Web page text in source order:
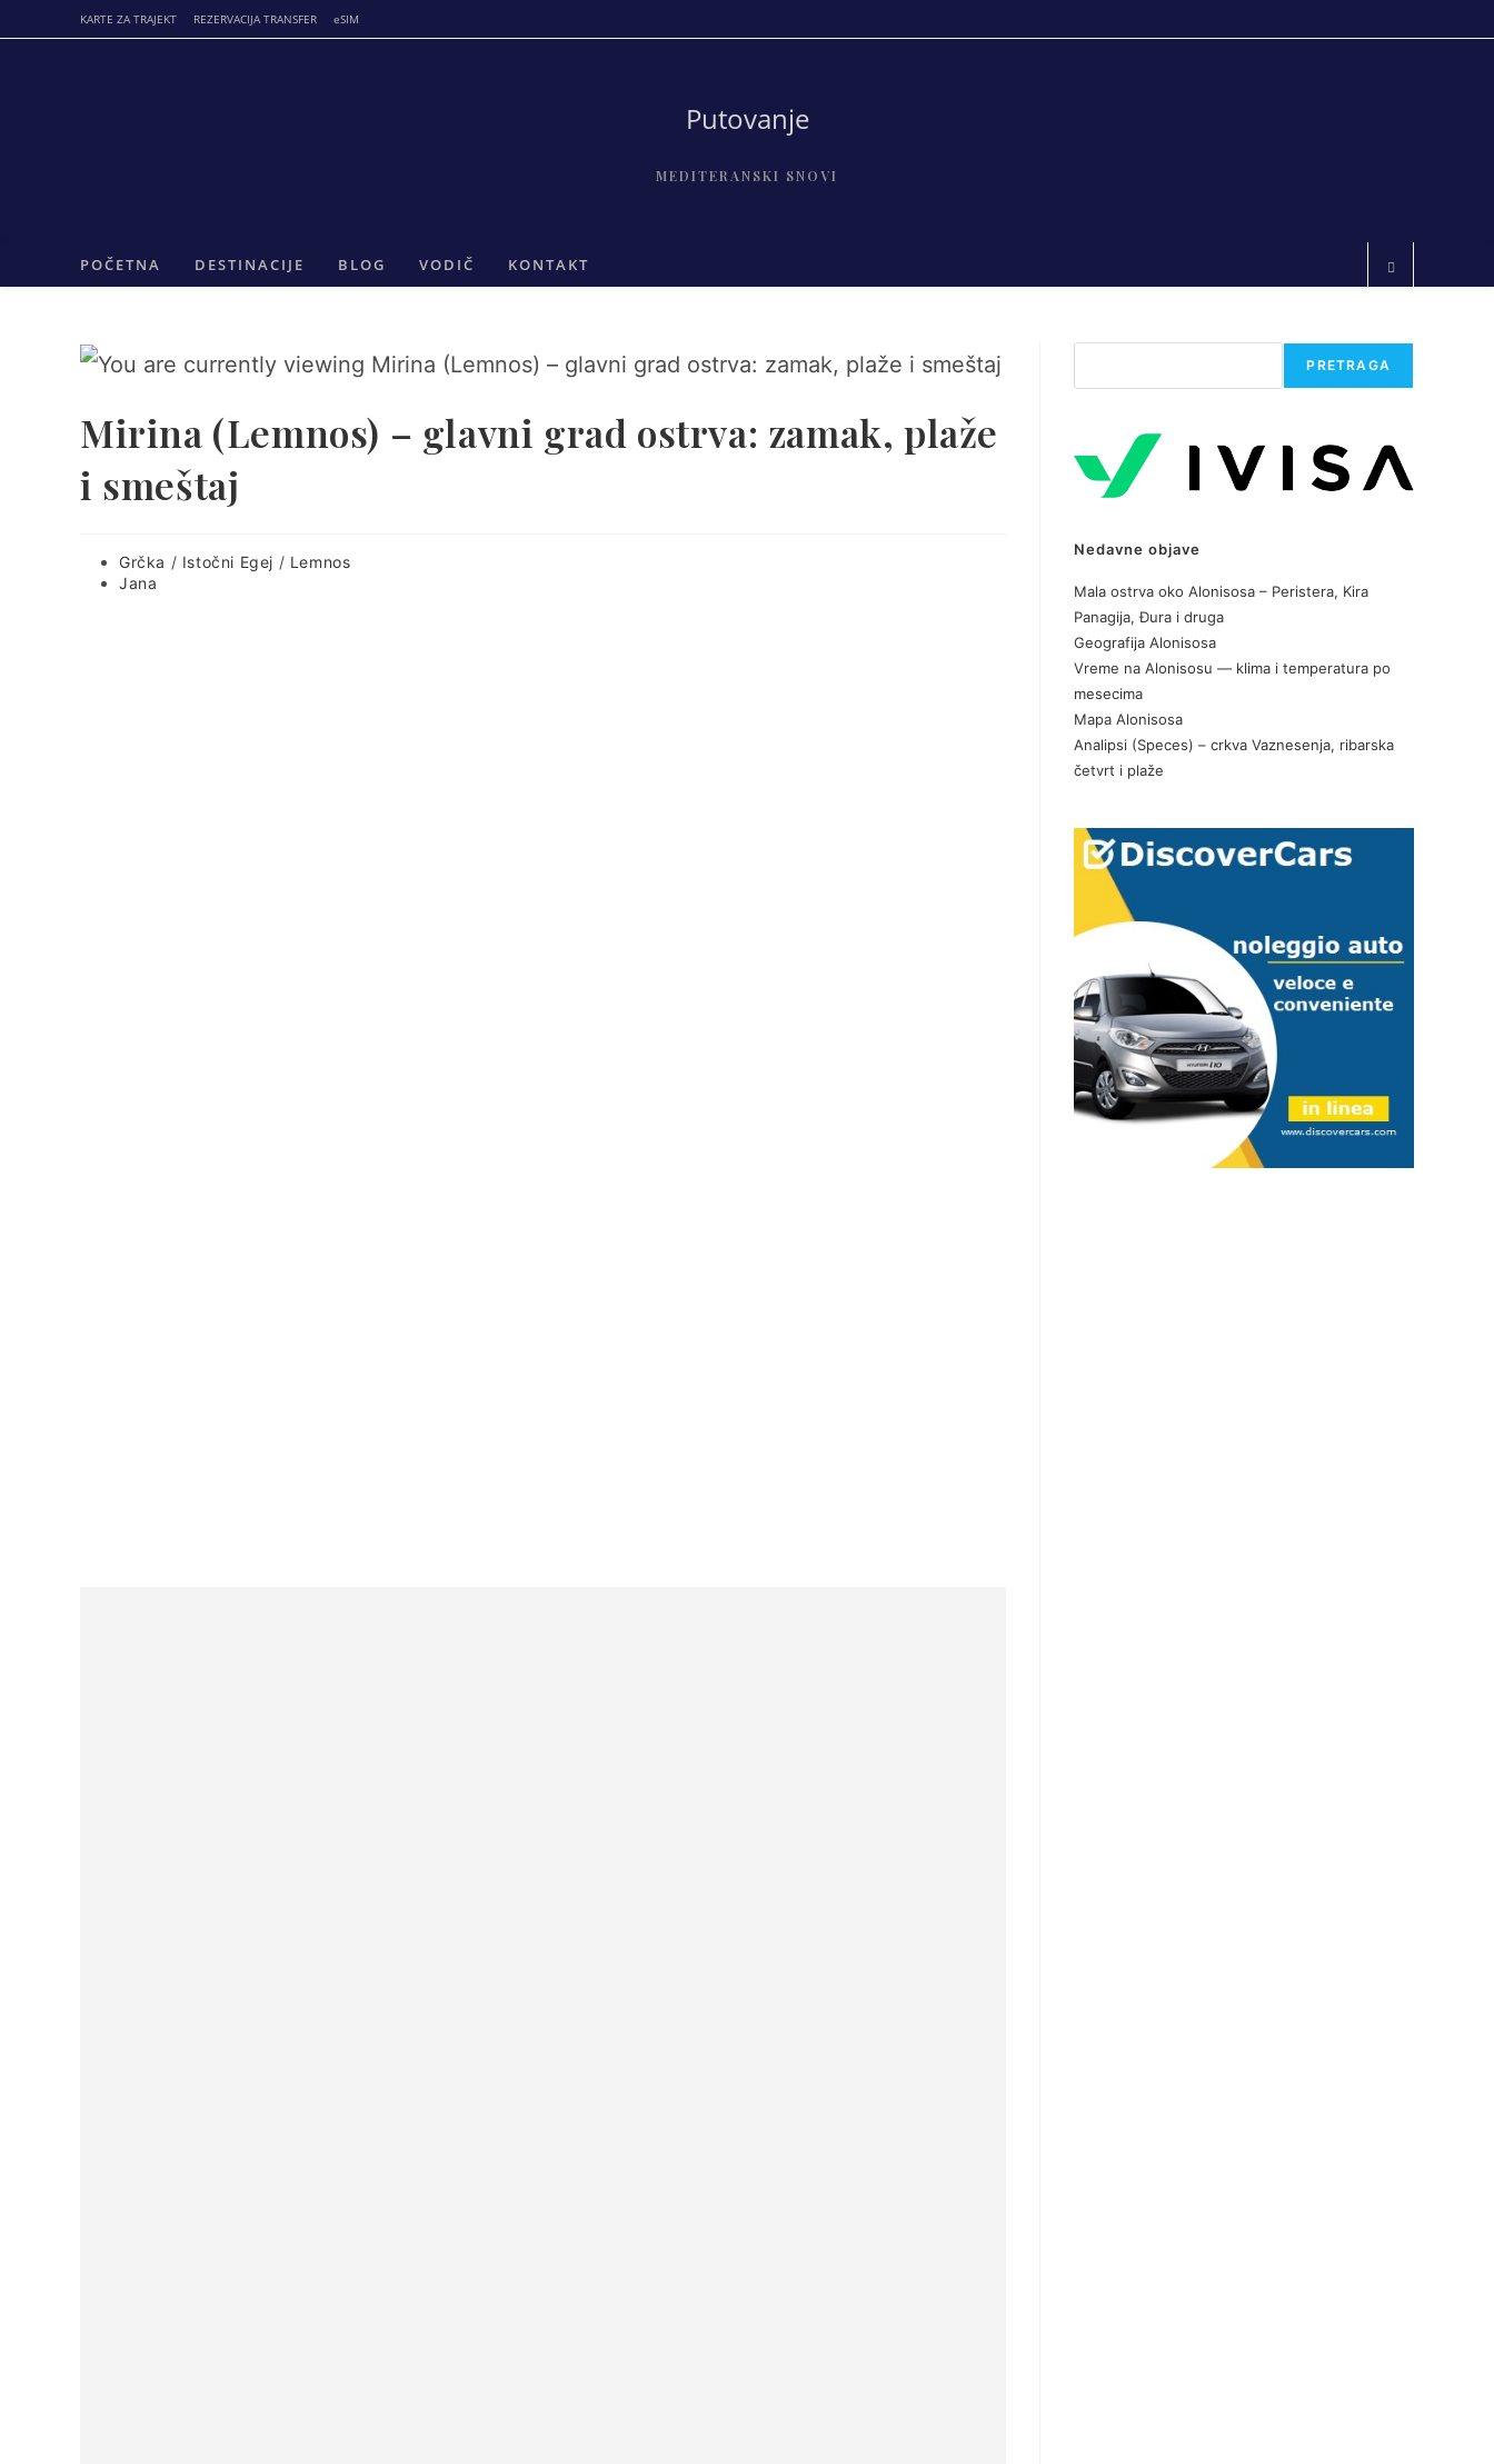
to
KARTE ZA TRAJEKT REZERVACIJA TRANSFER eSIM
Putovanje
MEDITERANSKI SNOVI
POČETNA DESTINACIJE BLOG VODIČ KONTAKT
Mirina (Lemnos) – glavni grad ostrva: zamak, plaže
i smeštaj
Post
category:
Grčka / Istočni Egej / Lemnos
Post
Jana
PRETRAGA
Nedavne objave
Mala ostrva oko Alonisosa – Peristera, Kira
Panagija, Đura i druga
Geografija Alonisosa
Vreme na Alonisosu — klima i temperatura po
mesecima
Mapa Alonisosa
Analipsi (Speces) – crkva Vaznesenja, ribarska
četvrt i plaže